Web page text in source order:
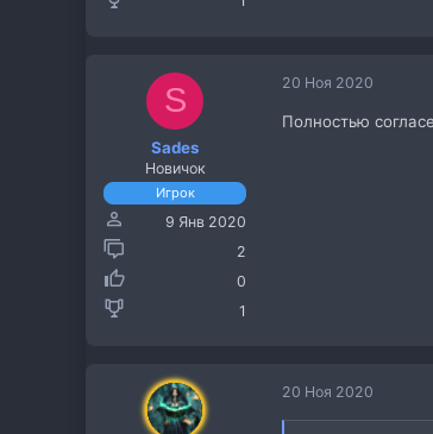
S
Sades
Новичок
Игрок
9 Янв 2020
2
0
1
20 Ноя 2020
Полностью
20 Ноя 2020